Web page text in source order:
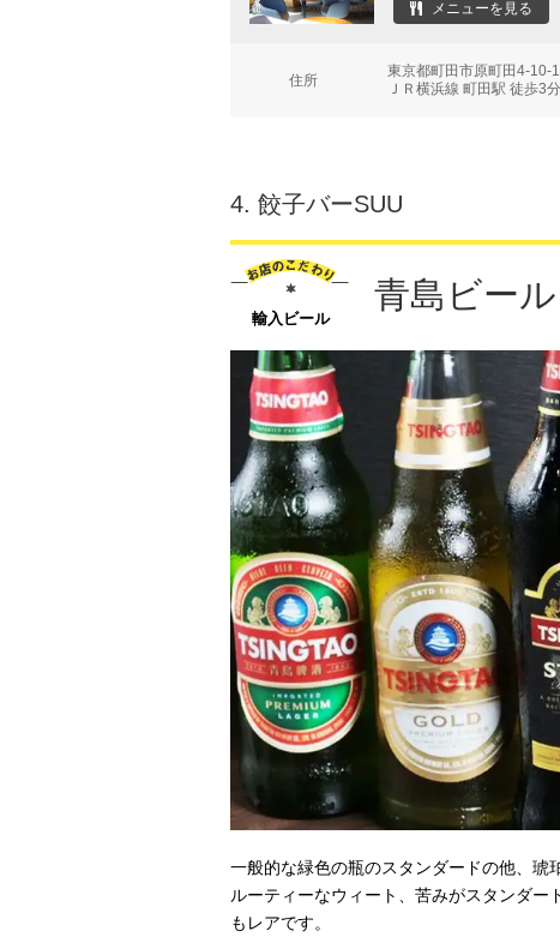
メニューを見る
住所
東京都町田市原町田4-
ＪＲ横浜線 町田駅 徒歩3分
4. 餃子バーSUU
輸入ビール
青島ビー
一般的な緑色の瓶のスタンダードの他、琥
ルーティーなウィート、苦みがスタンダ
もレアです。